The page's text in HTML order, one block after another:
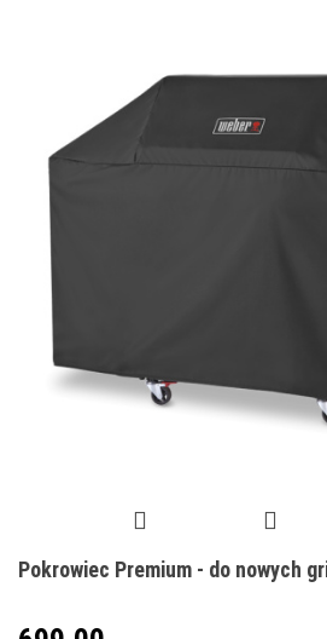
Pokrowiec Premium - do nowych